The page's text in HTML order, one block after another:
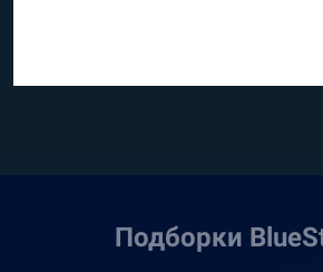
Подборки